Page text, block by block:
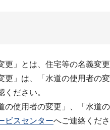
更」とは、住宅等の名義変更
更」は、「水道の使用者の
ください。
の使用者の変更」、「水道
ビスセンターへご連絡くださ